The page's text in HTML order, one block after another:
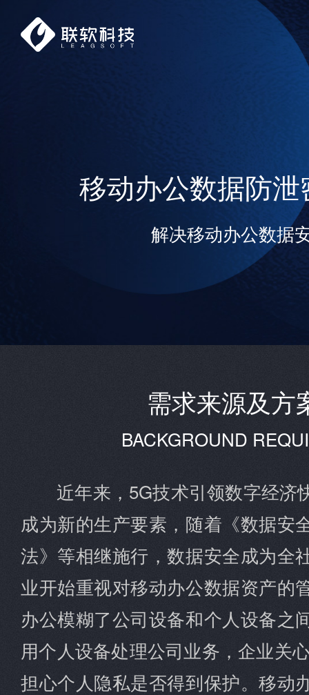
移动办公数据防
解决移动办公数据
需求来源及方
BACKGROUND
近年来，5G技术引领数字经济
成为新的生产要素，随着《数据安
法》等相继施行，数据安全成为全
业开始重视对移动办公数据资产的
办公模糊了公司设备和个人设备之
用个人设备处理公司业务，企业关
担心个人隐私是否得到保护。移动